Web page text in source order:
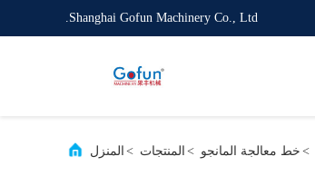
Shanghai Gofun Machinery Co., Ltd.
المنزل > المنتجات > خط معالجة المانجو >